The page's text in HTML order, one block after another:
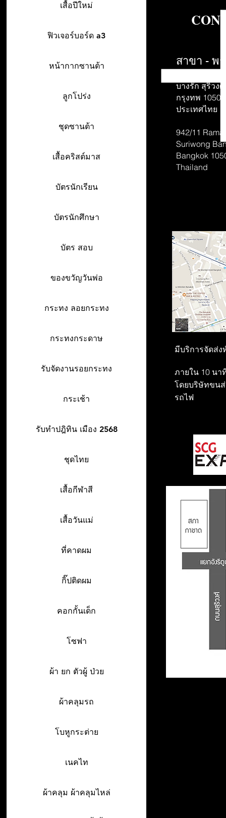
เสื้อปีใหม่
ฟิวเจอร์บอร์ด a3
หน้ากากซานต้า
ลูกโปร่ง
ชุดซานต้า
เสื้อคริสต์มาส
บัตรนักเรียน
บัตรนักศึกษา
บัตร สอบ
ของขวัญวันพ่อ
กระทง ลอยกระทง
กระทงกระดาษ
รับจัดงานรอยกระทง
กระเช้า
รับทำปฎิทิน เมือง 2568
ชุดไทย
เสื้อกีฬาสี
เสื้อวันแม่
ที่คาดผม
กิ๊ปติดผม
คอกกั้นเด็ก
โซฟา
ผ้า ยก ตัวผู้ ป่วย
ผ้าคลุมรถ
โบหูกระต่าย
เนคไท
ผ้าคลุม ผ้าคลุมไหล่
สาขา - พ
บางรัก สุริวงศ์
กรุงทพ 10500
ประเทศไทย
942/11 Rama
Suriwong
Bangkok
Thailand
มีบริการจัดส่ง
ภายใน 10 นา
โดยบริษัทขน
รถไฟ